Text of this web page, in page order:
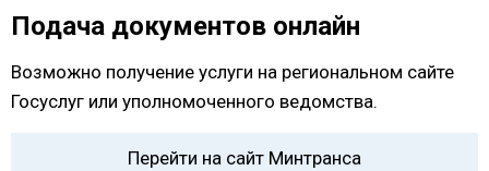
Подача документов онлайн
Возможно получение услуги на региональном сайте
Госуслуг или уполномоченного ведомства.
Перейти на сайт Минтранса